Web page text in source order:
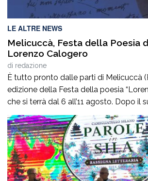
LE ALTRE NEWS
Melicuccà, Festa della Poesia
Lorenzo Calogero
di redazione
È tutto pronto dalle parti di Melicuccà
edizione della Festa della poesia
che si terrà dal 6 all’11 agosto. Dopo il
prime due edizioni, nel 2024 e nel
portato nell’entroterra calabrese
della cultura italiana e internazionale,
quest’annoLYRIKS – Laboratorio